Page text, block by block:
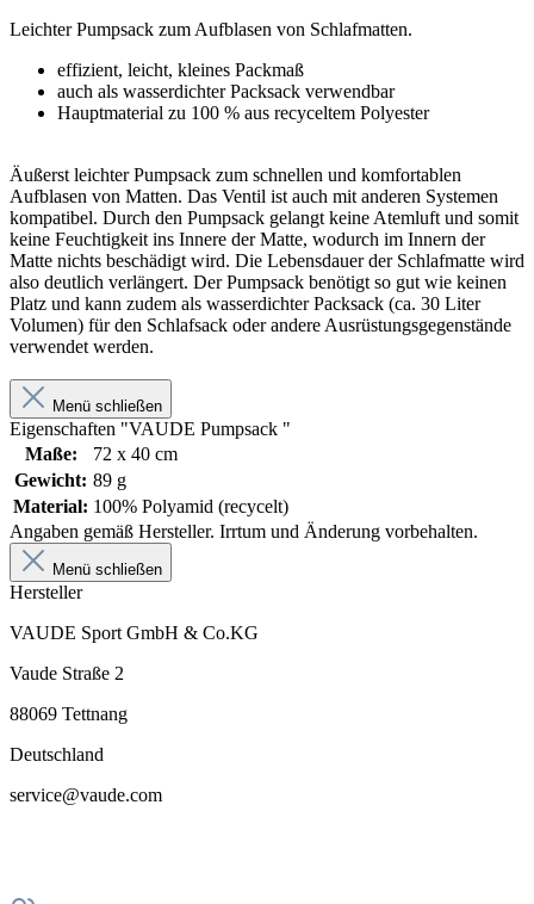
Leichter Pumpsack zum Aufblasen von Schlafmatten.
effizient, leicht, kleines Packmaß
auch als wasserdichter Packsack verwendbar
Hauptmaterial zu 100 % aus recyceltem Polyester
Äußerst leichter Pumpsack zum schnellen und komfortablen
Aufblasen von Matten. Das Ventil ist auch mit anderen Systemen
kompatibel. Durch den Pumpsack gelangt keine Atemluft und somit
keine Feuchtigkeit ins Innere der Matte, wodurch im Innern der
Matte nichts beschädigt wird. Die Lebensdauer der Schlafmatte wird
also deutlich verlängert. Der Pumpsack benötigt so gut wie keinen
Platz und kann zudem als wasserdichter Packsack (ca. 30 Liter
Volumen) für den Schlafsack oder andere Ausrüstungsgegenstände
verwendet werden.
Menü schließen
Eigenschaften "VAUDE Pumpsack "
Maße:
72 x 40 cm
Gewicht: 89 g
Material: 100% Polyamid (recycelt)
Angaben gemäß Hersteller. Irrtum und Änderung vorbehalten.
Menü schließen
Hersteller
VAUDE Sport GmbH & Co.KG
Vaude Straße 2
88069 Tettnang
Deutschland
service@vaude.com